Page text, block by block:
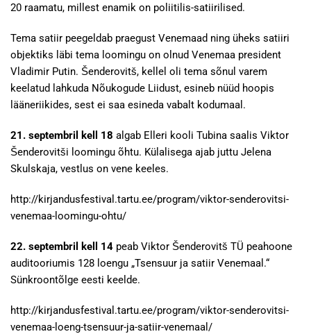
20 raamatu, millest enamik on poliitilis-satiirilised.
Tema satiir peegeldab praegust Venemaad ning üheks satiiri
objektiks läbi tema loomingu on olnud Venemaa president
Vladimir Putin. Šenderovitš, kellel oli tema sõnul varem
keelatud lahkuda Nõukogude Liidust, esineb nüüd hoopis
lääneriikides, sest ei saa esineda vabalt kodumaal.
21. septembril kell 18 algab Elleri kooli Tubina saalis Viktor
Šenderovitši loomingu õhtu. Külalisega ajab juttu Jelena
Skulskaja, vestlus on vene keeles.
http://kirjandusfestival.tartu.ee/program/viktor-senderovitsi-
venemaa-loomingu-ohtu/
22. septembril kell 14 peab Viktor Šenderovitš TÜ peahoone
auditooriumis 128 loengu „Tsensuur ja satiir Venemaal.“
Sünkroontõlge eesti keelde.
http://kirjandusfestival.tartu.ee/program/viktor-senderovitsi-
venemaa-loeng-tsensuur-ja-satiir-venemaal/